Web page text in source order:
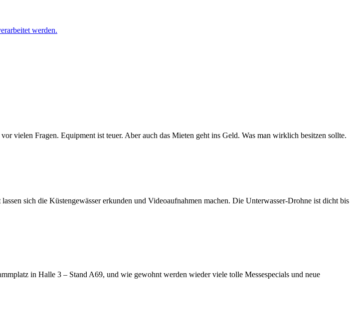
werden.
vielen Fragen. Equipment ist teuer. Aber auch das Mieten geht ins Geld. Was man wirklich besitzen sollte.
sich die Küstengewässer erkunden und Videoaufnahmen machen. Die Unterwasser-Drohne ist dicht bis
in Halle 3 – Stand A69, und wie gewohnt werden wieder viele tolle Messespecials und neue